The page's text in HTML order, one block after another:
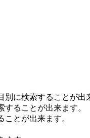
に検索することが出
ることが出来ます。
とが出来ます。